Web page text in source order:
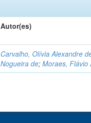
Autor(es)
Carvalho, Olívia Alexandre
Nogueira de;Moraes, Flávio